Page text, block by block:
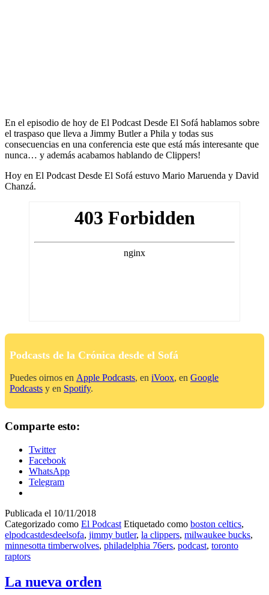
En el episodio de hoy de El Podcast Desde El Sofá hablamos sobre
el traspaso que lleva a Jimmy Butler a Phila y todas sus
consecuencias en una conferencia este que está más interesante que
nunca… y además acabamos hablando de Clippers!
Hoy en El Podcast Desde El Sofá estuvo Mario Maruenda y David
Chanzá.
Podcasts de la Crónica desde el Sofá
Puedes oirnos en Apple Podcasts, en iVoox, en Google
Podcasts y en Spotify.
Comparte esto:
Twitter
Facebook
WhatsApp
Telegram
Publicada el 10/11/2018
Categorizado como El Podcast Etiquetado como boston celtics,
elpodcastdesdeelsofa, jimmy butler, la clippers, milwaukee bucks,
minnesotta timberwolves, philadelphia 76ers, podcast, toronto
raptors
La nueva orden